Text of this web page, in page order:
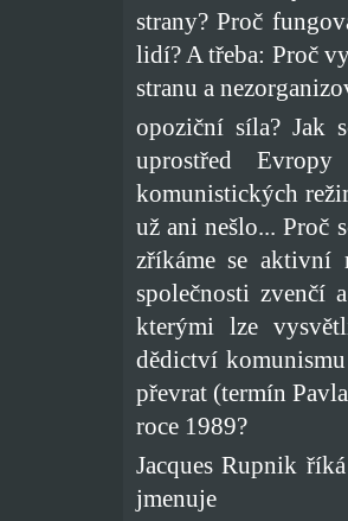
strany? Proč
lidí? A třeba: Proč
stranu a
opoziční síla? Jak
uprostřed
komunistických
už ani nešlo... Proč
zříkáme se aktivní
společnosti zvenčí
kterými lze
dědictví
převrat (termín
roce 1989?
Jacques Rupnik
jmenuje